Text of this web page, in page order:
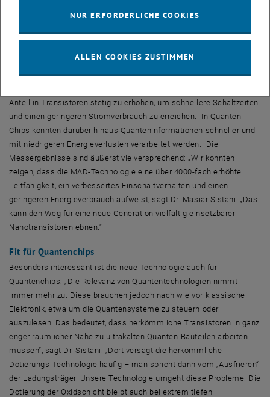
Kooperation mit der Bergakademie Freiberg und der Johannes
dem wichtigen Halbleiter Silizium-Germanium nachzuweisen und
darüber hinaus auf diese Weise einen funktionsfähigen SiGe
Anteil in Transistoren stetig zu erhöhen, um schnellere Schaltzeiten
und einen geringeren Stromverbrauch zu erreichen. In Quanten-
Chips könnten darüber hinaus Quanteninformationen schneller und
mit niedrigeren Energieverlusten verarbeitet werden. Die
Messergebnisse sind äußerst vielversprechend: „Wir konnten
zeigen, dass die MAD-Technologie eine über 4000-fach erhöhte
Leitfähigkeit, ein verbessertes Einschaltverhalten und einen
geringeren Energieverbrauch aufweist, sagt Dr. Masiar Sistani. „Das
kann den Weg für eine neue Generation vielfältig einsetzbarer
Nanotransistoren ebnen.“
Fit für Quantenchips
Besonders interessant ist die neue Technologie auch für
Quantenchips: „Die Relevanz von Quantentechnologien nimmt
immer mehr zu. Diese brauchen jedoch nach wie vor klassische
Elektronik, etwa um die Quantensysteme zu steuern oder
auszulesen. Das bedeutet, dass herkömmliche Transistoren in ganz
enger räumlicher Nähe zu ultrakalten Quanten-Bauteilen arbeiten
müssen“, sagt Dr. Sistani. „Dort versagt die herkömmliche
Dotierungs-Technologie häufig – man spricht dann vom „Ausfrieren“
der Ladungsträger. Unsere Technologie umgeht diese Probleme. Die
Dotierung der Oxidschicht bleibt auch bei extrem tiefen
NUR ERFORDERLICHE COOKIES
ALLEN COOKIES ZUSTIMMEN